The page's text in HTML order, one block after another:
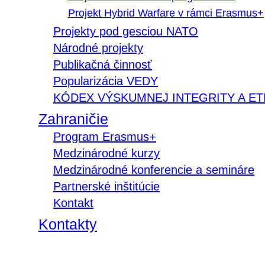
Projekt Hybrid Warfare v rámci Erasmus+
Projekty pod gesciou NATO
Národné projekty
Publikačná činnosť
Popularizácia VEDY
KÓDEX VÝSKUMNEJ INTEGRITY A
Zahraničie
Program Erasmus+
Medzinárodné kurzy
Medzinárodné konferencie a semináre
Partnerské inštitúcie
Kontakt
Kontakty